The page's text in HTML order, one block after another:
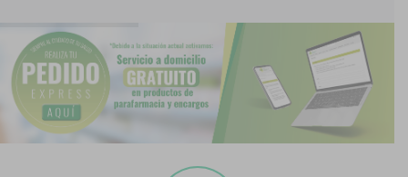
Pedidos express
Blog
Contacto
Boletín